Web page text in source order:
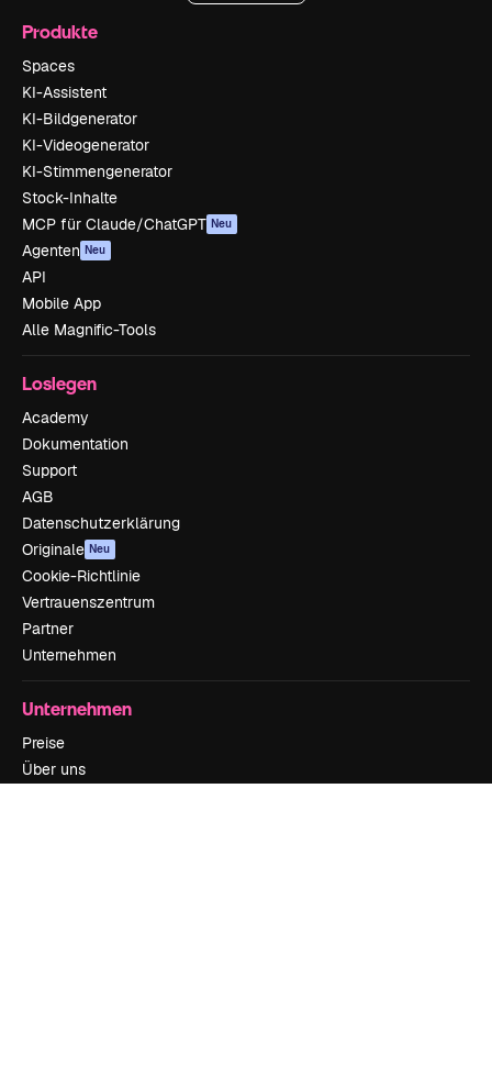
Produkte
Spaces
KI-Assistent
KI-Bildgenerator
KI-Videogenerator
KI-Stimmengenerator
Stock-Inhalte
MCP für Claude/ChatGPT Neu
Agenten Neu
API
Mobile App
Alle Magnific-Tools
Loslegen
Academy
Dokumentation
Support
AGB
Datenschutzerklärung
Originale Neu
Cookie-Richtlinie
Vertrauenszentrum
Partner
Unternehmen
Unternehmen
Preise
Über uns